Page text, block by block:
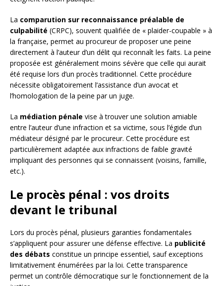
La comparution sur reconnaissance préalable de
culpabilité (CRPC), souvent qualifiée de « plaider-coupable » à
la française, permet au procureur de proposer une peine
directement à l’auteur d’un délit qui reconnaît les faits. La peine
proposée est généralement moins sévère que celle qui aurait
été requise lors d’un procès traditionnel. Cette procédure
nécessite obligatoirement l’assistance d’un avocat et
l’homologation de la peine par un juge.
La médiation pénale vise à trouver une solution amiable
entre l’auteur d’une infraction et sa victime, sous l’égide d’un
médiateur désigné par le procureur. Cette procédure est
particulièrement adaptée aux infractions de faible gravité
impliquant des personnes qui se connaissent (voisins, famille,
etc.).
Le procès pénal : vos droits
devant le tribunal
Lors du procès pénal, plusieurs garanties fondamentales
s’appliquent pour assurer une défense effective. La publicité
des débats constitue un principe essentiel, sauf exceptions
limitativement énumérées par la loi. Cette transparence
permet un contrôle démocratique sur le fonctionnement de la